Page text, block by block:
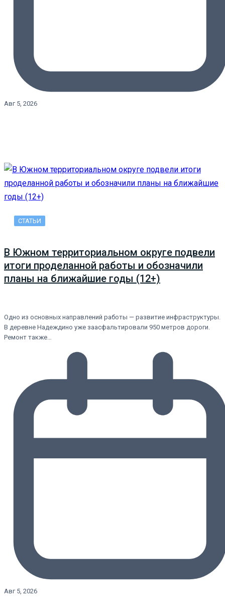
Авг 5, 2026
СТАТЬИ
В Южном территориальном округе подвели
итоги проделанной работы и обозначили
планы на ближайшие годы (12+)
Одно из основных направлений работы — развитие инфраструктуры.
В деревне Надеждино уже заасфальтировали 950 метров дороги.
Ремонт также…
Авг 5, 2026